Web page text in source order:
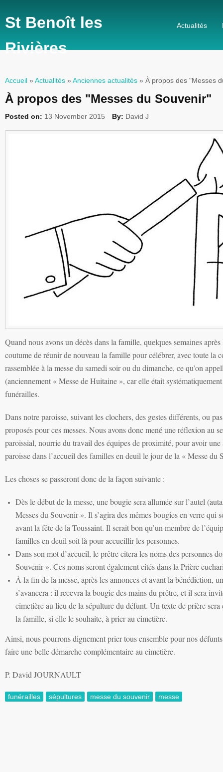
St Benoît les
Rivières
Actualités
Vous êtes ici
Accueil » Actualités » Anciennes actualités » À propos des "Messes
À propos des "Messes du Souvenir"
Posted on: 13 November 2015 By: David J
Quand nous avons un décès dans la famille, quelques semaines
coutume de réunir de nouveau la famille pour célébrer, avec toute la
rassemblée à la messe du samedi soir ou du dimanche, ce qu’on
(anciennement « Messe de Huitaine », car elle était
funérailles.
Dans notre paroisse, suivant les clochers, des gestes différents, ou
proposés pour ces messes. Nous avons donc mené une réflexion au
paroissial, nourrie du travail des équipes de proximité, pour avoir
paroisse dans l’accueil des familles en deuil le jour de la « Messe du
Les choses se passeront donc de la façon suivante :
Dès le début de la messe, une bougie sera allumée sur l’autel
Messes du Souvenir ». Il s’agira des mêmes bougies en verre qui
avant la fête de la Toussaint. Il serait bon qu’un membre de
familles en deuil soit là pour accueillir les personnes.
Dans son mot d’accueil, le prêtre citera les noms des personnes
Souvenir ». Ces noms seront également cités dans la Prière
À la fin de la messe, après les annonces et avant la bénédiction,
s’avancera : il recevra la bougie des mains du prêtre, et il sera
cimetière au lieu de la sépulture du défunt. Un texte de prière
la famille, si elle le souhaite, à prier au cimetière.
Ainsi, nous pourrons dignement prier tous ensemble pour nos
faire une belle démarche complémentaire au cimetière.
P. David JOURNAULT
funérailles sépultures messe du souvenir messe